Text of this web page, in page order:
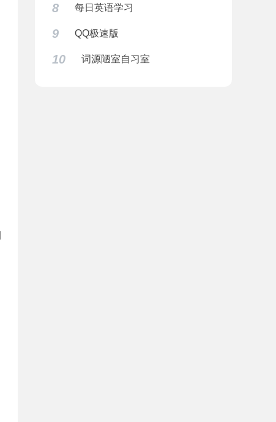
8 每日英语学习
9 QQ极速版
10 词源陋室自习室